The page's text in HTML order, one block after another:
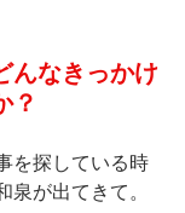
んなきっかけ
？
を探している時
が出てきて。